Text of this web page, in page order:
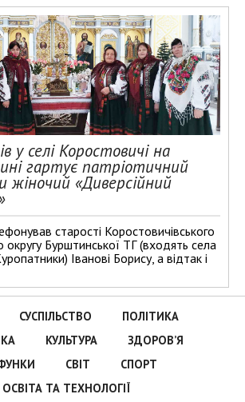
у селі Коростовичі на
гартує патріотичний
жіночий «Диверсійний
старості Коростовичівського
округу Бурштинської ТГ (входять села
Іванові Борису, а відтак і
СУСПІЛЬСТВО
ПОЛІТИКА
КУЛЬТУРА
ЗДОРОВ’Я
СВІТ
СПОРТ
ОСВІТА ТА ТЕХНОЛОГІЇ